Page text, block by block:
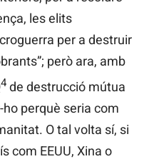
les elits
per a destruir
però ara, amb
4 de destrucció mútua
perquè seria com
O tal volta sí, si
com EEUU, Xina o